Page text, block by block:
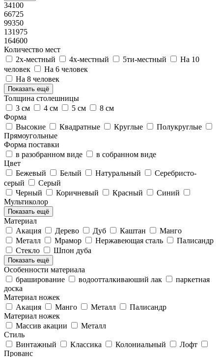
34100
66725
99350
131975
164600
Количество мест
2х-местный
4х-местный 5ти-местный
На 10
человек
На 6 человек
На 8 человек
Показать ещё
Толщина столешницы
3 см
4 см 5 см
8 см
Форма
Высокие
Квадратные Круглые
Полукруглые
Прямоугольные
Форма поставки
в разобранном виде
в собранном виде
Цвет
Бежевый
Белый Натуральный
Серебристо-
серый
Серый
Черный
Коричневый Красный
Синий
Мультиколор
Показать ещё
Материал
Акация
Дерево Дуб Каштан
Манго
Металл
Мрамор Нержавеющая сталь
Палисандр
Стекло
Шпон дуба
Показать ещё
Особенности материала
браширование
водоотталкиваюший лак
паркетная
доска
Материал ножек
Акация
Манго Металл
Палисандр
Материал ножек
Массив акации
Металл
Стиль
Винтажный
Классика Колониальный
Лофт
Прованс